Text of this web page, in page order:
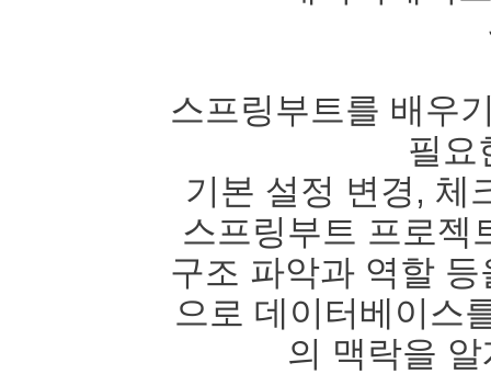
스프링부트를 배우
필요
기본 설정 변경, 체
스프링부트 프로젝
구조 파악과 역할
으로 데이터베이스
의 맥락을